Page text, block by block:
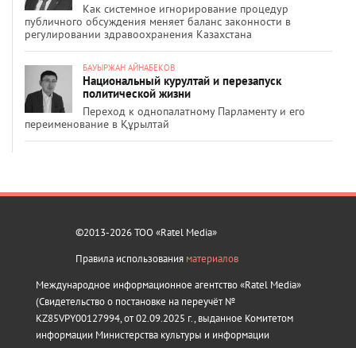
Как системное игнорирование процедур
публичного обсуждения меняет баланс законности в
регулировании здравоохранения Казахстана
БАУЫРЖАН АЙНАБЕКОВ
Национальный курултай и перезапуск
политической жизни
Переход к однопалатному Парламенту и его
переименование в Құрылтай
©2013-2026 ТОО «Ratel Media»
Правила использования материалов
Международное информационное агентство «Ratel Media»
(Свидетельство о постановке на переучёт №
KZ85VPY00127994, от 02.09.2025 г., выданное Комитетом
информации Министерства культуры и информации